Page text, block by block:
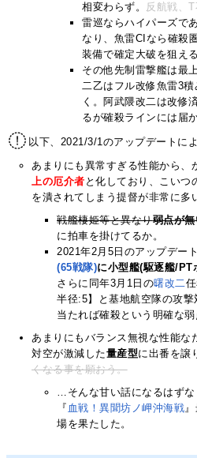
相変わらず。
反航戦、
雷巡ならハイパーズで
なり、魚雷CIなら確殺
装備で確定大破を狙える
その他先制雷撃艦は最
二乙はフル改修魚雷3
く。阿武隈改二は改修
るが確殺ラインには届
以下、2021/3/1のアップデートに
あまりにも異常すぎる性能から、
上の厄介者 と化しており、こいつ
を潰されてしまう提督が非常に多
戦艦棲姫等と異なり弱点が
に拍車を掛けてるか。
2021年2月5日のアップデー
(65戦隊)に小型艦(駆逐艦/PT
さらに同年3月1日の曙改二
半径:5】と基地航空隊の攻撃
当たれば確殺という明確な弱
あまりにもバランス無視な性能な
対空が激減した量産型に出番を譲
くなる事を願おう。
…そんな甘い話になるはず
『 血戦！異聞坊ノ岬沖海戦
場を果たした。